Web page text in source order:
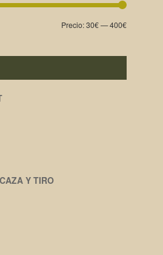
Precio:30€—400€
Y TIRO